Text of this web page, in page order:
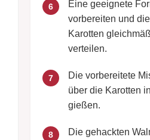
6
Eine geeignete
vorbereiten und
Karotten
verteilen.
7
Die vorbereitete
über die Karotten
gießen.
8
Die gehackten